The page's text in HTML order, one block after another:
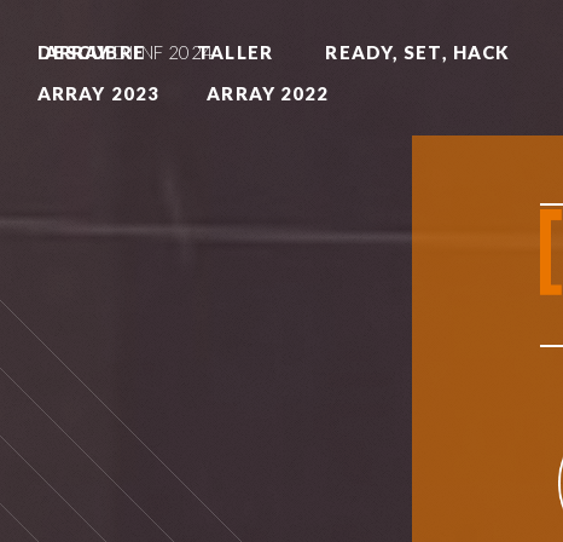
ARRAYDIINF 2024
DESCUBRE TALLER READY, SET, HACK
ARRAY 2023
ARRAY 2022